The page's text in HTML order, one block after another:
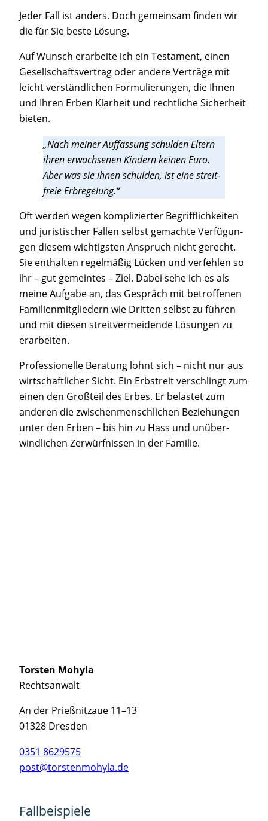
Jeder Fall ist anders. Doch gemein­sam fin­den wir
die für Sie bes­te Lösung.
Auf Wunsch erar­bei­te ich ein Tes­ta­ment, einen
Gesell­schafts­ver­trag oder ande­re Ver­trä­ge mit
leicht ver­ständ­li­chen For­mu­lie­run­gen, die Ihnen
und Ihren Erben Klar­heit und recht­li­che Sicher­heit
bieten.
„Nach mei­ner Auf­fas­sung schul­den Eltern
ihren erwach­se­nen Kin­dern kei­nen Euro.
Aber was sie ihnen schul­den, ist eine streit­
freie Erbregelung.“
Oft wer­den wegen kom­pli­zier­ter Begriff­lich­kei­ten
und juris­ti­scher Fal­len selbst gemach­te Ver­fü­gun­
gen die­sem wich­tigs­ten Anspruch nicht gerecht.
Sie ent­hal­ten regel­mä­ßig Lücken und ver­feh­len so
ihr – gut gemein­tes – Ziel. Dabei sehe ich es als
mei­ne Auf­ga­be an, das Gespräch mit betrof­fe­nen
Fami­li­en­mit­glie­dern wie Drit­ten selbst zu füh­ren
und mit die­sen streit­ver­mei­den­de Lösun­gen zu
erarbeiten.
Pro­fes­sio­nel­le Bera­tung lohnt sich – nicht nur aus
wirt­schaft­li­cher Sicht. Ein Erb­streit ver­schlingt zum
einen den Groß­teil des Erbes. Er belas­tet zum
ande­ren die zwi­schen­mensch­li­chen Bezie­hun­gen
unter den Erben – bis hin zu Hass und unüber­
wind­li­chen Zer­würf­nis­sen in der Familie.
Tors­ten Mohy­la
Rechts­an­walt
An der Prieß­nitz­aue 11–13
01328 Dres­den
0351 8629575
post@torstenmohyla.de
Fall­bei­spie­le